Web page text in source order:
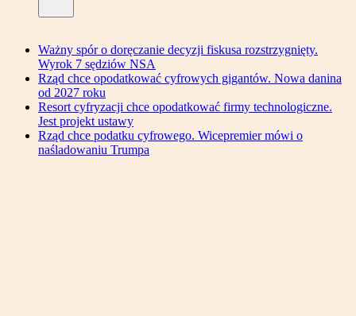
Ważny spór o doręczanie decyzji fiskusa rozstrzygnięty.
Wyrok 7 sędziów NSA
Rząd chce opodatkować cyfrowych gigantów. Nowa danina
od 2027 roku
Resort cyfryzacji chce opodatkować firmy technologiczne.
Jest projekt ustawy
Rząd chce podatku cyfrowego. Wicepremier mówi o
naśladowaniu Trumpa